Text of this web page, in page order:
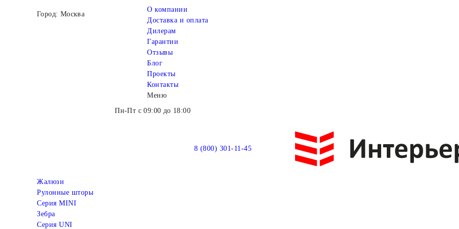
Город: Москва
О компании
Доставка и оплата
Дилерам
Гарантии
Отзывы
Блог
Проекты
Контакты
Меню
Пн-Пт с 09:00 до 18:00
8 (800) 301-11-45
Жалюзи
Рулонные шторы
Серия MINI
Зебра
Серия UNI